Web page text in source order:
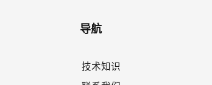
导航
技术知识